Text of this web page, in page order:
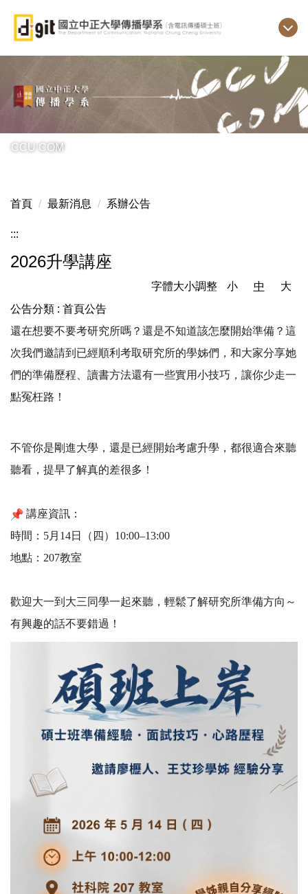
主
區
CCU COM
首頁 最新消息 系辦公告
:::
2026升學講座
字體大小調整 小 中
大
公告分類 : 首頁公告
還在想要不要考研究所嗎？還是不知道該怎麼開始準備？ 這
次我們邀請到已經順利考取研究所的學姊們， 和大家分享她
們的準備歷程、讀書方法還有一些實用小技巧， 讓你少走一
點冤枉路！
不管你是剛進大學，還是已經開始考慮升學，都很適合來聽
聽看， 提早了解真的差很多！
講座資訊：
時間：5月14日（四）10:00–13:00
地點：207教室
歡迎大一到大三同學一起來聽，輕鬆了解研究所準備方向～
有興趣的話不要錯過！